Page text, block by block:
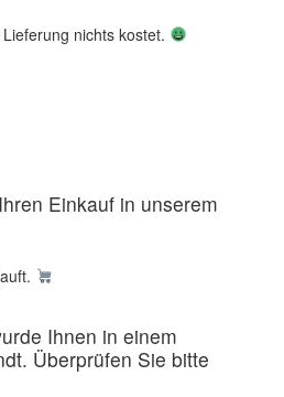
nichts kostet.
Einkauf in unserem
Ihnen in einem
Überprüfen Sie bitte